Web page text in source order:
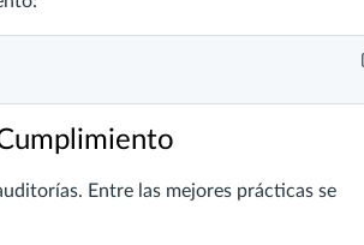
Entre las mejores prácticas se